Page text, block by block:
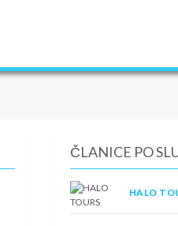
ČLANICE PO
HALO